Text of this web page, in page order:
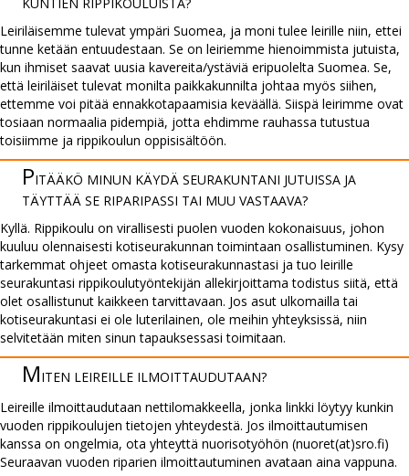
Leiriläisemme tulevat ympäri Suomea, ja moni tulee leirille niin, ettei
tunne ketään entuudestaan. Se on leiriemme hienoimmista jutuista,
kun ihmiset saavat uusia kavereita/ystäviä eripuolelta Suomea. Se,
että leiriläiset tulevat monilta paikkakunnilta johtaa myös siihen,
ettemme voi pitää ennakkotapaamisia keväällä. Siispä leirimme ovat
tosiaan normaalia pidempiä, jotta ehdimme rauhassa tutustua
toisiimme ja rippikoulun oppisisältöön.
PITÄÄKÖ MINUN KÄYDÄ SEURA­KUNTANI JUTUISSA JA
TÄYTTÄÄ SE RIPARI­PASSI TAI MUU VASTAAVA?
Kyllä. Rippikoulu on virallisesti puolen vuoden kokonaisuus, johon
kuuluu olennaisesti kotiseurakunnan toimintaan osallistuminen. Kysy
tarkemmat ohjeet omasta kotiseurakunnastasi ja tuo leirille
seurakuntasi rippikoulutyöntekijän allekirjoittama todistus siitä, että
olet osallistunut kaikkeen tarvittavaan. Jos asut ulkomailla tai
kotiseurakuntasi ei ole luterilainen, ole meihin yhteyksissä, niin
selvitetään miten sinun tapauksessasi toimitaan.
MITEN LEIREILLE ILMOIT­TAUDU­TAAN?
Leireille ilmoittaudutaan nettilomakkeella, jonka linkki löytyy kunkin
vuoden rippikoulujen tietojen yhteydestä. Jos ilmoittautumisen
kanssa on ongelmia, ota yhteyttä nuorisotyöhön (nuoret(at)sro.fi)
Seuraavan vuoden riparien ilmoittautuminen avataan aina vappuna.